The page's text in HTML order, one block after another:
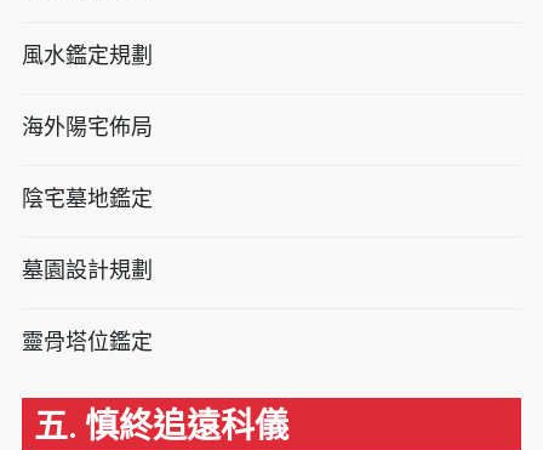
風水鑑定規劃
海外陽宅佈局
陰宅墓地鑑定
墓園設計規劃
靈骨塔位鑑定
五. 慎終追遠科儀